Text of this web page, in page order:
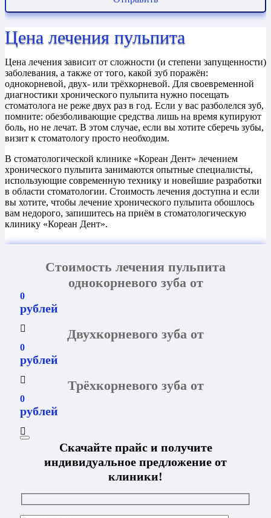
Цена лечения пульпита
Цена лечения зависит от сложности (и степени запущенности)
заболевания, а также от того, какой зуб поражён:
однокорневой, двух- или трёхкорневой. Для своевременной
диагностики хронического пульпита нужно посещать
стоматолога не реже двух раз в год. Если у вас разболелся зуб,
помните: обезболивающие средства лишь на время купируют
боль, но не лечат. В этом случае, если вы хотите сберечь зубы,
визит к стоматологу просто необходим.
В стоматологической клинике «Кореан Дент» лечением
хронического пульпита занимаются опытные специалисты,
использующие современную технику и новейшие разработки
в области стоматологии. Стоимость лечения доступна и если
вы хотите, чтобы лечение хронического пульпита обошлось
вам недорого, запишитесь на приём в стоматологическую
клинику «Кореан Дент».
Стоимость лечения пульпита
однокорневого зуба от
0
рублей
Двухкорневого зуба от
0
рублей
Трёхкорневого зуба от
0
рублей
Скачайте прайс и получите
индивидуальное предложение от
клиники!